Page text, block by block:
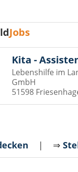
Jobs
Kita -
Lebenshilfe im
GmbH
51598
| ⇒